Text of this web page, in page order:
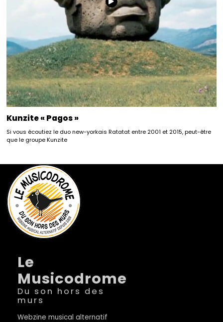
Kunzite « Pagos »
Si vous écoutiez le duo new-yorkais Ratatat entre 2001 et 2015, peut-être
que le groupe Kunzite
Le
Musicodrome
Du son hors des
murs
Webzine musical alternatif